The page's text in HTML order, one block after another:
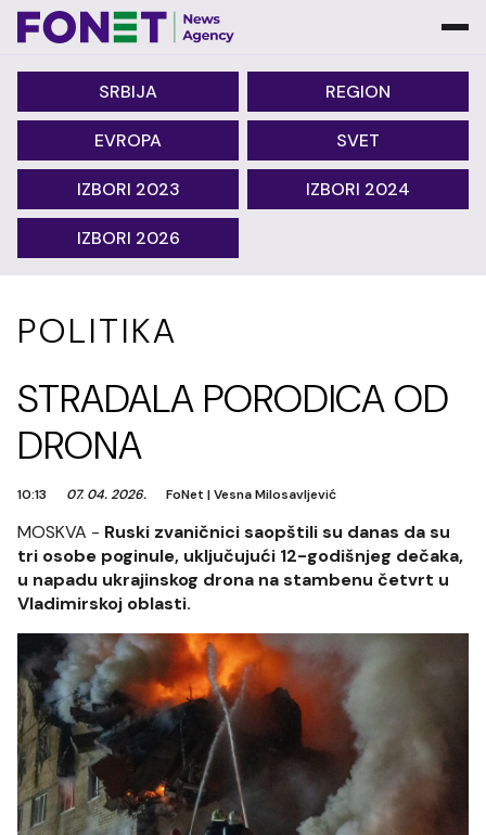
SRBIJA REGION
EVROPA SVET
IZBORI 2023 IZBORI 2024
IZBORI 2026
POLITIKA
STRADALA PORODICA OD
DRONA
10:13 07. 04. 2026. FoNet |Vesna Milosavljević
MOSKVA - Ruski zvaničnici saopštili su danas da su
tri osobe poginule, uključujući 12-godišnjeg dečaka,
u napadu ukrajinskog drona na stambenu četvrt u
Vladimirskoj oblasti.